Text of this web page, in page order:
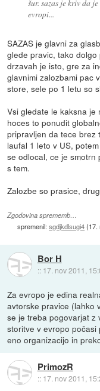
šur. sazas je kriv da
evropi...
SAZAS je glavni za
glede pravic, tako
drzavah je isto, gre za
glavnimi zalozbami pac
store, sele po 1 letu so
Vsi gledate le kaksna je
hoces to ponudit
pripravljen da tece brez
laufal 1 leto v US,
se odlocal, ce je
s tem.
Zalozbe so prasice,
Zgodovina sprememb…
spremenil:sgdjkdlsugi4(17.
Bor H
:: 17. nov 2011,
Za evropo je edina
avtorske pravice (lahko
se je treba pogovarjat z
storitve v evropo
eno organizacijo in
PrimozR
:: 17. nov 2011,